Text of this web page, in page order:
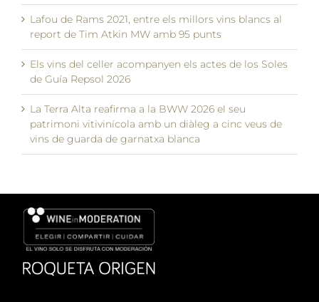
Lafou de Rams 2021, entre els millors vins blancs al
report de Tim Atkin MW amb 95 punts
Els vins del celler acompanyen els actes de los Soles
de Guía Repsol 2026
La Terra Alta reafirma a la BWW 2026 el seu
patrimoni vitivinícola amb un diàleg a cinc veus de
vins de guarda de garnatxa blanca